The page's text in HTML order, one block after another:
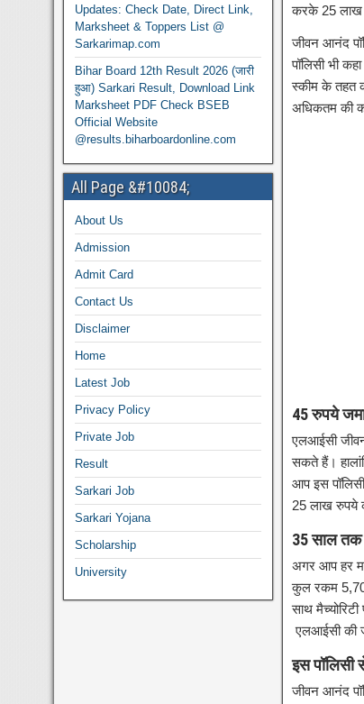
करके 25 लाख
जीवन आनंद
पॉलिसी भी
स्कीम के तहत
अधिकतम की
45 रुपये
एलआईसी
सकते हैं।
आप इस
25 लाख रुपये
35 साल तक
अगर आप हर
कुल रकम
साथ
एलआईसी की
इस पॉलिसी
जीवन आनंद
Updates: Check Date, Direct Link,
Marksheet & Toppers List @
Sarkarimap.com
Bihar Board 12th Result 2026 (जारी
हुआ) Sarkari Result, Download Link
Marksheet PDF Check BSEB
Official Website
@results.biharboardonline.com
All Page &#10084;
About Us
Admission
Admit Card
Contact Us
Disclaimer
Home
Latest Job
Privacy Policy
Private Job
Result
Sarkari Job
Sarkari Yojana
Scholarship
University